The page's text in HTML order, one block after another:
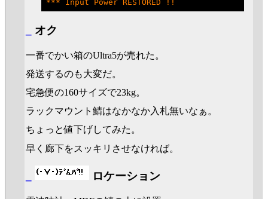
オク
一番でかい箱のUltra5が売れた。
発送するのも大変だ。
宅急便の160サイズで23kg。
ラックマウント鯖はなかなか入札無いなぁ。
ちょっと値下げしてみた。
早く廊下をスッキリさせなければ。
ロケーション